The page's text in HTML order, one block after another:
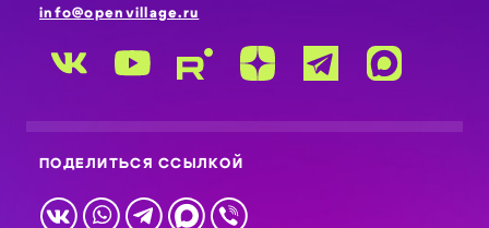
info@openvillage.ru
ПОДЕЛИТЬСЯ ССЫЛКОЙ